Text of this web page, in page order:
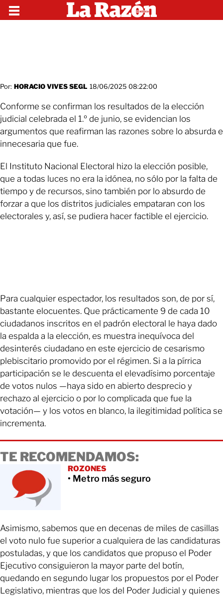
Por: HORACIO VIVES SEGL 18/06/2025 08:22:00
Conforme se confirman los resultados de la elección
judicial celebrada el 1.º de junio, se evidencian los
argumentos que reafirman las razones sobre lo absurda e
innecesaria que fue.
El Instituto Nacional Electoral hizo la elección posible,
que a todas luces no era la idónea, no sólo por la falta de
tiempo y de recursos, sino también por lo absurdo de
forzar a que los distritos judiciales empataran con los
electorales y, así, se pudiera hacer factible el ejercicio.
Para cualquier espectador, los resultados son, de por sí,
bastante elocuentes. Que prácticamente 9 de cada 10
ciudadanos inscritos en el padrón electoral le haya dado
la espalda a la elección, es muestra inequívoca del
desinterés ciudadano en este ejercicio de cesarismo
plebiscitario promovido por el régimen. Si a la pírrica
participación se le descuenta el elevadísimo porcentaje
de votos nulos —haya sido en abierto desprecio y
rechazo al ejercicio o por lo complicada que fue la
votación— y los votos en blanco, la ilegitimidad política se
incrementa.
TE RECOMENDAMOS:
ROZONES
• Metro más seguro
Asimismo, sabemos que en decenas de miles de casillas
el voto nulo fue superior a cualquiera de las candidaturas
postuladas, y que los candidatos que propuso el Poder
Ejecutivo consiguieron la mayor parte del botín,
quedando en segundo lugar los propuestos por el Poder
Legislativo, mientras que los del Poder Judicial y quienes